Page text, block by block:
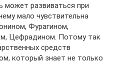
может развиваться при
мало чувствительна
Фурагином,
Цефрадином. Потому так
средств
который знает не только